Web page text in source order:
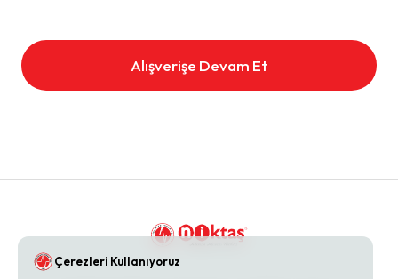
Alışverişe Devam Et
Çerezleri Kullanıyoruz